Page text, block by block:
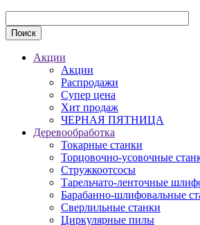
Акции
Акции
Распродажи
Супер цена
Хит продаж
ЧЕРНАЯ ПЯТНИЦА
Деревообработка
Токарные станки
Торцовочно-усовочные
Стружкоотсосы
Тарельчато-ленточные
Барабанно-шлифовальные
Сверлильные станки
Циркулярные пилы